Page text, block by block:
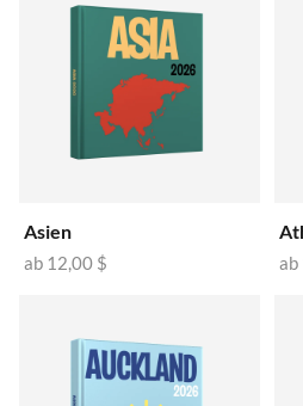
Asien
ab 12,00 $ ab